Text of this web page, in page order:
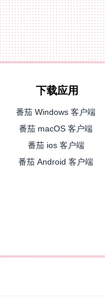
下载应用
番茄 Windows 客户端
番茄 macOS 客户端
番茄 ios 客户端
番茄 Android 客户端